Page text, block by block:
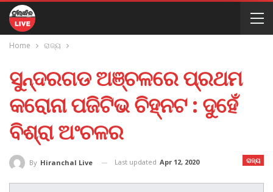
Home ରାଜ୍ୟ
ସୁନ୍ଦରଗଡ ଅଞ୍ଚଳରେ ପ୍ରଥମ
କରୋନା ପଜିଟିଭ ଚିହ୍ନଟ : ଦୁହେଁ
ବିଶ୍ରା ଅଂଚଳର
ରାଜ୍ୟ
By Hiranchal Live Last updated Apr 12, 2020